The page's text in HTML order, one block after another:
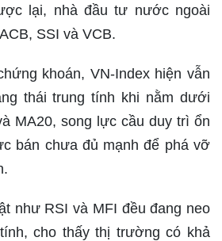
lại, nhà đầu tư nước ngoài
SSI và VCB.
khoán, VN-Index hiện vẫn
thái trung tính khi nằm dưới
MA20, song lực cầu duy trì ổn
bán chưa đủ mạnh để phá vỡ
như RSI và MFI đều đang neo
cho thấy thị trường có khả